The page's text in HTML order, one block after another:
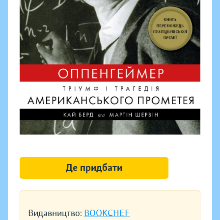
Видавництво: BOOKCHEF
Де придбати